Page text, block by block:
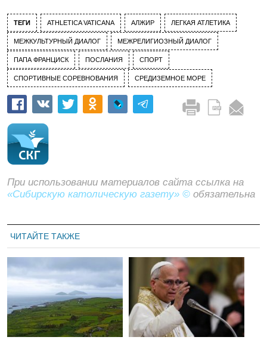
ТЕГИ ATHLETICA VATICANA АЛЖИР ЛЕГКАЯ АТЛЕТИКА
МЕЖКУЛЬТУРНЫЙ ДИАЛОГ МЕЖРЕЛИГИОЗНЫЙ ДИАЛОГ
ПАПА ФРАНЦИСК ПОСЛАНИЯ СПОРТ
СПОРТИВНЫЕ СОРЕВНОВАНИЯ СРЕДИЗЕМНОЕ МОРЕ
При использовании материалов сайта ссылка на
«Сибирскую католическую газету» © обязательна
ЧИТАЙТЕ ТАКЖЕ